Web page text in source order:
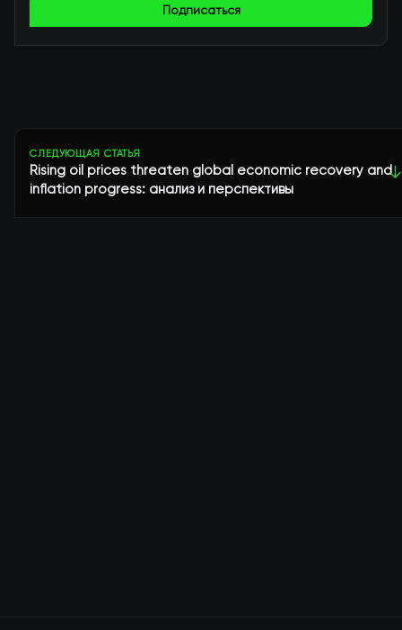
Подписаться
СЛЕДУЮЩАЯ СТАТЬЯ
Rising oil prices threaten global economic recovery and
inflation progress: анализ и перспективы
↓